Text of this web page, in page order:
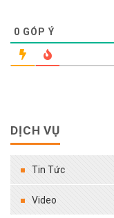
0 GÓP Ý
DỊCH VỤ
Tin Tức
Video